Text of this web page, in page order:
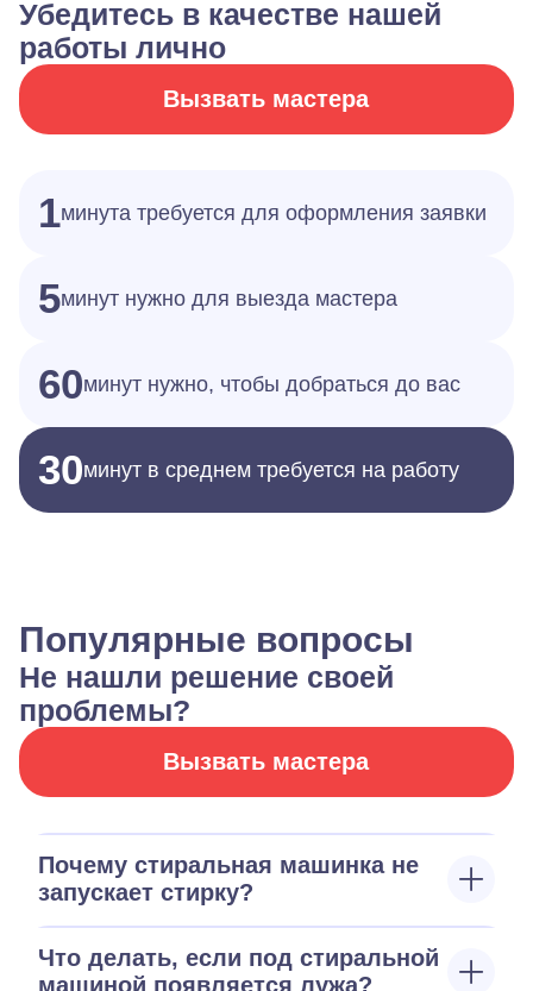
Убедитесь в качестве нашей
работы лично
Вызвать мастера
1минута требуется для оформления заявки
5минут нужно для выезда мастера
60минут нужно, чтобы добраться до вас
30минут в среднем требуется на работу
Популярные вопросы
Не нашли решение своей
проблемы?
Вызвать мастера
Почему стиральная машинка не
запускает стирку?
Что делать, если под стиральной
машиной появляется лужа?